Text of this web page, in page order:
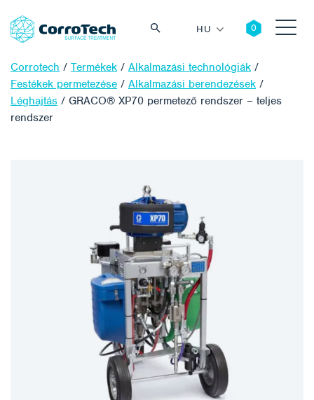
HU
Corrotech / Termékek / Alkalmazási technológiák /
Festékek permetezése / Alkalmazási berendezések /
Léghajtás / GRACO® XP70 permetező rendszer – teljes
rendszer